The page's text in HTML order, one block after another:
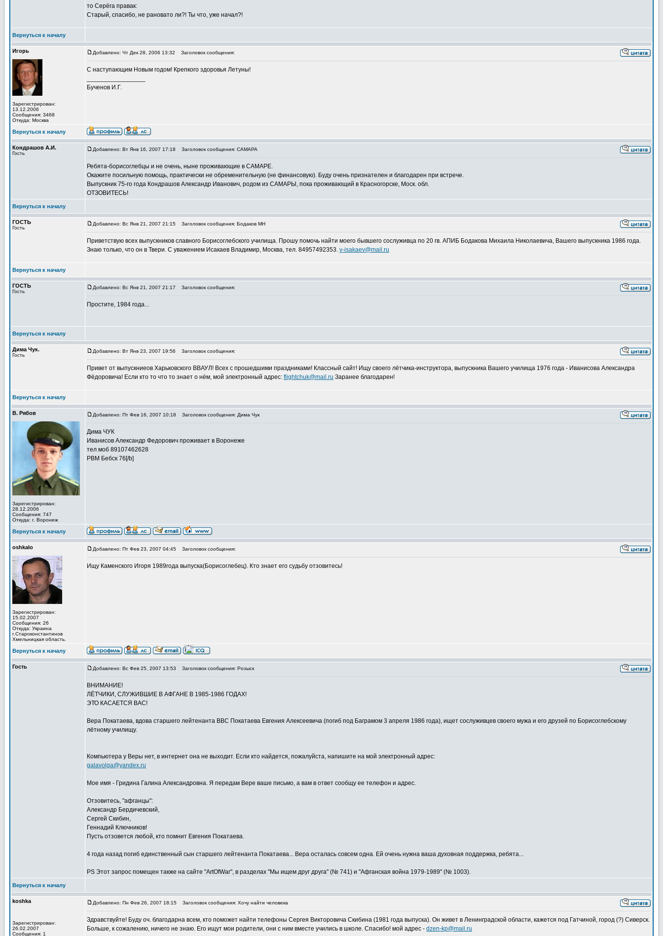
то Серёга правак:
Старый, спасибо, не рановато ли?! Ты что, уже начал?!
Вернуться к началу
Игорь
Зарегистрирован:
13.12.2006
Сообщения: 3468
Откуда: Москва
Добавлено: Чт Дек 28, 2006 13:32 Заголовок сообщения:
С наступающим Новым годом! Крепкого здоровья Летуны!
Бученов И.Г.
Вернуться к началу
Кондрашов А.И.
Гость
Добавлено: Вт Янв 16, 2007 17:18 Заголовок сообщения: САМАРА
Ребята-борисоглебцы и не очень, ныне проживающие в САМАРЕ.
Окажите посильную помощь, практически не обременительную (не финансовую). Буду очень признателен и благодарен при встрече.
Выпускник 75-го года Кондрашов Александр Иванович, родом из САМАРЫ, пока проживающий в Красногорске, Моск. обл.
ОТЗОВИТЕСЬ!
Вернуться к началу
ГОСТЬ
Гость
Добавлено: Вс Янв 21, 2007 21:15 Заголовок сообщения: Бодаков МН
Приветствую всех выпускников славного Борисоглебского училища. Прошу помочь найти моего бывшего сослуживца по 20 гв. АПИБ Бодакова Михаила Николаевича, Вашего выпускника 1986 года.
Знаю только, что он в Твери. С уважением Исакаев Владимир, Москва, тел. 84957492353. v-isakaev@mail.ru
Вернуться к началу
ГОСТЬ
Гость
Добавлено: Вс Янв 21, 2007 21:17 Заголовок сообщения:
Простите, 1984 года...
Вернуться к началу
Дима Чук.
Гость
Добавлено: Вт Янв 23, 2007 19:56 Заголовок сообщения:
Привет от выпускниеов Харьковского ВВАУЛ! Всех с прошедшими праздниками! Классный сайт! Ищу своего лётчика-инструктора, выпускника Вашего училища 1976 года - Иванисова Александра
Фёдоровича! Если кто то что то знает о нём, мой электронный адрес: flightchuk@mail.ru Заранее благодарен!
Вернуться к началу
В. Рябов
Зарегистрирован:
28.12.2006
Сообщения: 747
Откуда: г. Воронеж
Добавлено: Пт Фев 16, 2007 10:18 Заголовок сообщения: Дима Чук
Дима ЧУК
Иванисов Александр Федорович проживает в Воронеже
тел моб 89107462628
РВМ Бебск 76[/b]
Вернуться к началу
oshkalo
Зарегистрирован:
15.02.2007
Сообщения: 26
Откуда: Украина
г.Староконстантинов
Хмельницкая область.
Добавлено: Пт Фев 23, 2007 04:45 Заголовок сообщения:
Ищу Каменского Игоря 1989года выпуска(Борисоглебец). Кто знает его судьбу отзовитесь!
Вернуться к началу
Гость Добавлено: Вс Фев 25, 2007 13:53 Заголовок сообщения: Розыск
ВНИМАНИЕ!
ЛЁТЧИКИ, СЛУЖИВШИЕ В АФГАНЕ В 1985-1986 ГОДАХ!
ЭТО КАСАЕТСЯ ВАС!
Вера Покатаева, вдова старшего лейтенанта ВВС Покатаева Евгения Алексеевича (погиб под Баграмом 3 апреля 1986 года), ищет сослуживцев своего мужа и его друзей по Борисоглебскому
лётному училищу.
Компьютера у Веры нет, в интернет она не выходит. Если кто найдется, пожалуйста, напишите на мой электронный адрес:
galavolga@yandex.ru
Мое имя - Гридина Галина Александровна. Я передам Вере ваше письмо, а вам в ответ сообщу ее телефон и адрес.
Отзовитесь, "афганцы":
Александр Бердичевский,
Сергей Скибин,
Геннадий Ключников!
Пусть отзовется любой, кто помнит Евгения Покатаева.
4 года назад погиб единственный сын старшего лейтенанта Покатаева... Вера осталась совсем одна. Ей очень нужна ваша духовная поддержка, ребята...
PS Этот запрос помещен также на сайте "ArtOfWar", в разделах "Мы ищем друг друга" (№ 741) и "Афганская война 1979-1989" (№ 1003).
Вернуться к началу
koshka
Зарегистрирован:
26.02.2007
Сообщения: 1
Добавлено: Пн Фев 26, 2007 18:15 Заголовок сообщения: Хочу найти человека
Здравствуйте! Буду оч. благодарна всем, кто поможет найти телефоны Сергея Викторовича Скибина (1981 года выпуска). Он живет в Ленинградской области, кажется под Гатчиной, город (?) Сиверск.
Больше, к сожалению, ничего не знаю. Его ищут мои родители, они с ним вместе учились в школе. Спасибо! мой адрес - dzen-kp@mail.ru